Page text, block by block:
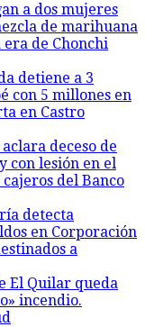
a dos mujeres
de marihuana
de Chonchi
detiene a 3
con 5 millones en
en Castro
deceso de
con lesión en el
del Banco
detecta
en Corporación
a
El Quilar queda
incendio.